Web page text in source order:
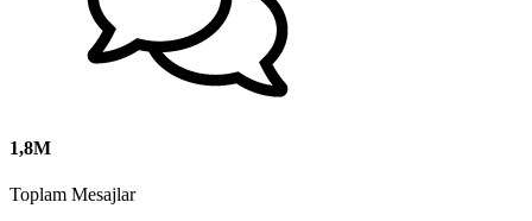
1,8M
Toplam Mesajlar